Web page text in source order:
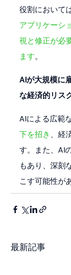
役割において
アプリケーシ
視と修正が必
ます。
AIが大規模に
な経済的リス
AIによる広範
下を招き 、経
す。また、AI
もあり、深刻
こす可能性が
最新記事